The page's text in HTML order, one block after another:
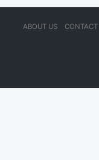
CONTACT
ABOUT US